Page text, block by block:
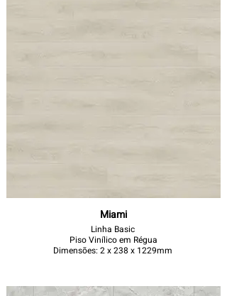
Miami
Linha Basic
Piso Vinílico em Régua
Dimensões: 2 x 238 x 1229mm